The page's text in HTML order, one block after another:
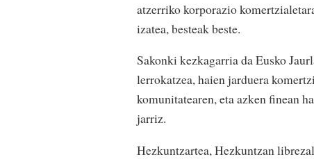
atzerriko korporazio
izatea, besteak beste.
Sakonki kezkagarria da Eusko
lerrokatzea, haien jarduera
komunitatearen, eta azken finean
jarriz.
Hezkuntzartea, Hezkuntzan